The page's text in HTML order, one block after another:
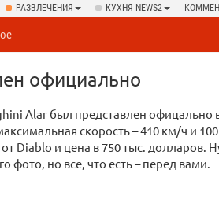
РАЗВЛЕЧЕНИЯ КУХНЯ NEWS2
официально
Alar был представлен офицально
скорость – 410 км/ч и
Diablo и цена в 750 тыс. долларов.
фото, но все, что есть – перед вами.